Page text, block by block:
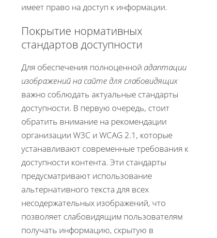
имеет право на доступ к информации.
Покрытие нормативных
стандартов доступности
Для обеспечения полноценной адаптации
изображений на сайте для слабовидящих
важно соблюдать актуальные стандарты
доступности. В первую очередь, стоит
обратить внимание на рекомендации
организации W3C и WCAG 2.1, которые
устанавливают современные требования к
доступности контента. Эти стандарты
предусматривают использование
альтернативного текста для всех
несодержательных изображений, что
позволяет слабовидящим пользователям
получать информацию, скрытую в